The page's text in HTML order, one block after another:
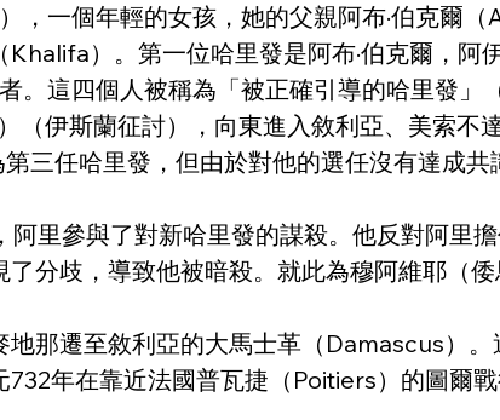
一個年輕的女孩，她的父親阿布·伯克爾
）。第一位哈里發是阿布·伯克爾，阿
這四個人被稱為「被正確引導的哈里發」
伊斯蘭征討），向東進入敘利亞、美索不
三任哈里發，但由於對他的選任沒有達成共
里參與了對新哈里發的謀殺。他反對阿里
分歧，導致他被暗殺。就此為穆阿維耶（
那遷至敘利亞的大馬士革（Damascus）
年在靠近法國普瓦捷（Poitiers）的圖爾